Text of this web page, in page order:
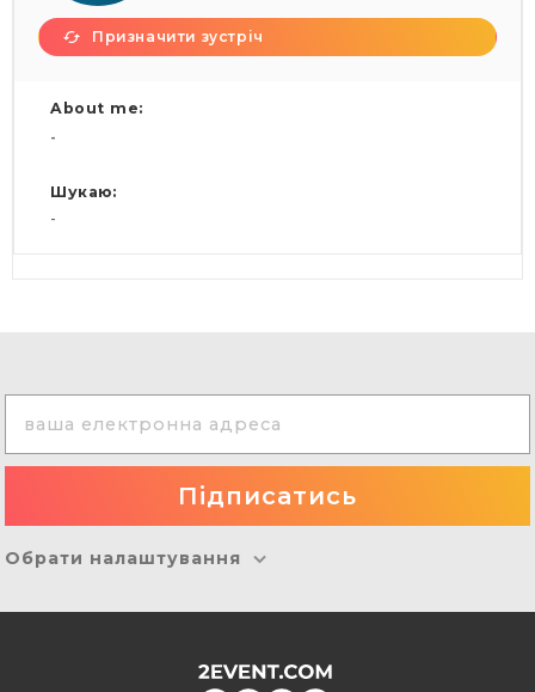
Призначити зустріч
About me:
-
Шукаю:
-
Обрати налаштування